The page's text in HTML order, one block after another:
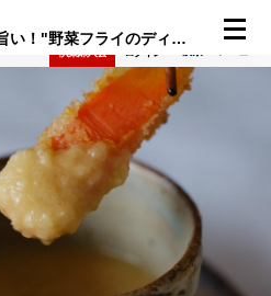
にんにくが効いたディップが旨い！"野菜フライのディップ"